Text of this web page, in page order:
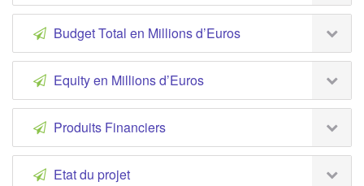
Budget Total en Millions d’Euros
Equity en Millions d’Euros
Produits Financiers
Etat du projet